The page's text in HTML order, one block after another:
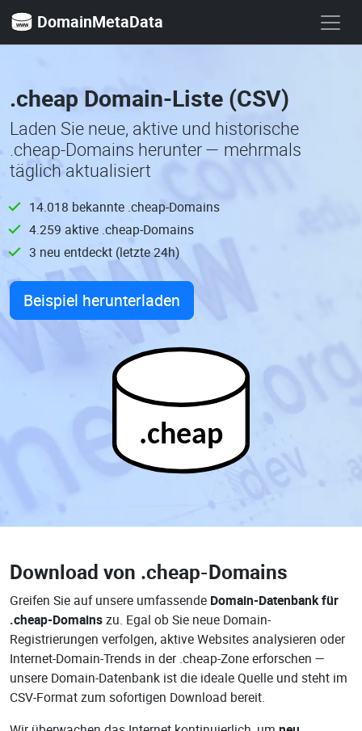
DomainMetaData
.cheap Domain-Liste (CSV)
Laden Sie neue, aktive und historische
.cheap-Domains herunter — mehrmals
täglich aktualisiert
14.018 bekannte .cheap-Domains
4.259 aktive .cheap-Domains
3 neu entdeckt (letzte 24h)
Beispiel herunterladen
.cheap
Download von .cheap-Domains
Greifen Sie auf unsere umfassende Domain-Datenbank für
.cheap-Domainszu. Egal ob Sie neue Domain-
Registrierungen verfolgen, aktive Websites analysieren oder
Internet-Domain-Trends in der .cheap-Zone erforschen —
unsere Domain-Datenbank ist die ideale Quelle und steht im
CSV-Format zum sofortigen Download bereit.